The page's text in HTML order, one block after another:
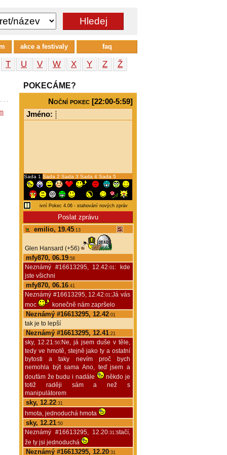
T U V W X Y Z
Ž
POKECÁME?
Noční pokec [22:00-5:59]
Jméno:
Sada 1 Sada 2 Sada 3 Sada 4 Sada 5
emilio, 19.45:13
Glen Hansard (+56)
mfy870, 06.19:58
Neznámý #16613295, 12.42:01: kde
jste všichni
mfy870, 06.16:41
Neznámý #16613295, 12.42:01:Já vás
moc
konečně nám zapršelo
Neznámý #16613295, 12.42:01
tak je to lepší
Neznámý #16613295, 12.41:21
sky, 12.21:50:Ne, já jsem duše v těle,
tedy ve hmotě, stejně jako ty a ostatní
bytosti a taky nevím proč bych
nemohla být sama Ano, teď jsem a
doufám že budu i nadále
někdo je
totiž raději sám a než s
manipulátorem
sky, 12.22:31
hmota, jednoduchá hmota
sky, 12.21:50
Neznámý #16613295, 12.20:31:stačí,
že ty jsi jednoduchá
Neznámý #16613295, 12.20:31
akce a festivaly faq